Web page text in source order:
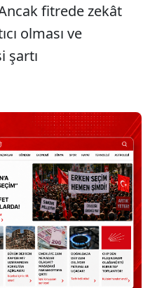
fitrede zekât
olması ve
şartı